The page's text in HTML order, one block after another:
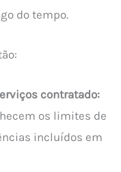
do tempo.
contratado:
os limites de
incluídos em